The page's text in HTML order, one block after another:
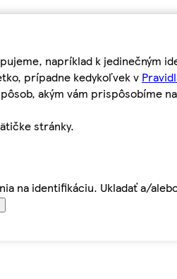
napríklad k jedinečným
prípadne kedykoľvek v
akým vám prispôsobíme
stránky.
na identifikáciu. Ukladať a/